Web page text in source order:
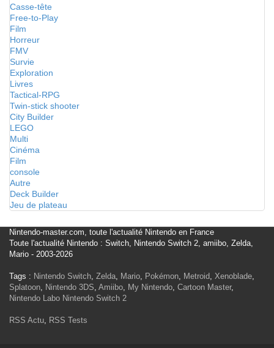
Casse-tête
Free-to-Play
Film
Horreur
FMV
Survie
Exploration
Livres
Tactical-RPG
Twin-stick shooter
City Builder
LEGO
Multi
Cinéma
Film
console
Autre
Deck Builder
Jeu de plateau
Nintendo-master.com, toute l'actualité Nintendo en France
Toute l'actualité Nintendo : Switch, Nintendo Switch 2, amiibo, Zelda,
Mario - 2003-2026
Tags : Nintendo Switch, Zelda, Mario, Pokémon, Metroid, Xenoblade,
Splatoon, Nintendo 3DS, Amiibo, My Nintendo, Cartoon Master,
Nintendo Labo Nintendo Switch 2
RSS Actu, RSS Tests